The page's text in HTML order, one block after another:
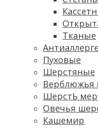
Тканые
Пуховые
Шерстяные
Верблюжья
ШерстЬ
Овечья
Кашемир